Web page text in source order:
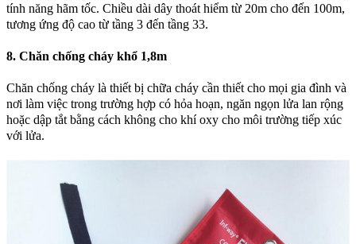
tính năng hãm tốc. Chiều dài dây thoát hiểm từ 20m cho đến 100m,
tương ứng độ cao từ tầng 3 đến tầng 33.
8. Chăn chống cháy khổ 1,8m
Chăn chống cháy là thiết bị chữa cháy cần thiết cho mọi gia đình và
nơi làm việc trong trường hợp có hỏa hoạn, ngăn ngọn lửa lan rộng
hoặc dập tắt bằng cách không cho khí oxy cho môi trường tiếp xúc
với lửa.